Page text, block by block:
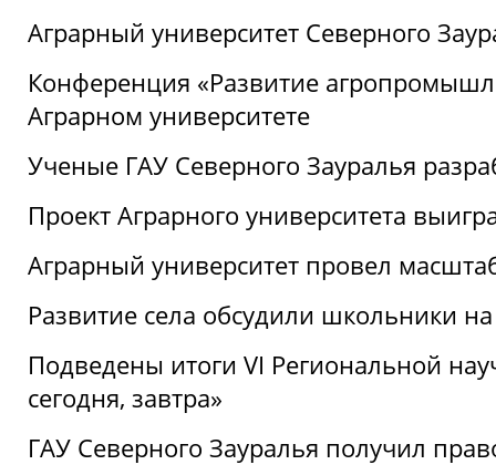
Аграрный университет Северного
Конференция «Развитие
Аграрном университете
Ученые ГАУ Северного Зауралья
Проект Аграрного университета
Аграрный университет провел
Развитие села обсудили школьники
Подведены итоги VI Региональной
сегодня, завтра»
ГАУ Северного Зауралья получил